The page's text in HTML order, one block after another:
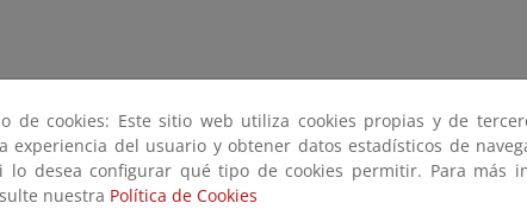
de cookies: Este sitio web utiliza cookies propias y de
experiencia del usuario y obtener datos estadísticos de
lo desea configurar qué tipo de cookies permitir. Para más
nuestra Política de Cookies